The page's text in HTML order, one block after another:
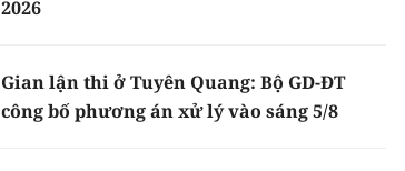
2026
Gian lận thi ở Tuyên Quang: Bộ GD-ĐT
công bố phương án xử lý vào sáng 5/8